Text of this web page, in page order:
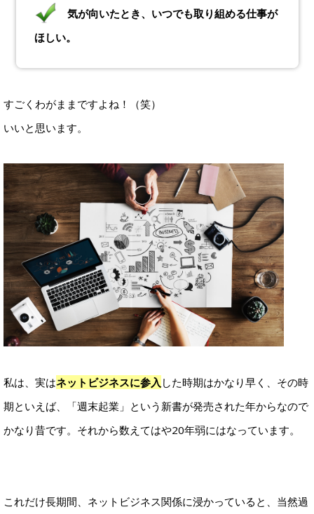
気が向いたとき、いつでも取り組める仕事が
ほしい。
すごくわがままですよね！（笑）
いいと思います。
私は、実はネットビジネスに参入 した時期はかなり早く、その時
期といえば、「週末起業」という新書が発売された年からなので
かなり昔です。それから数えてはや20年弱にはなっています。
これだけ長期間、ネットビジネス関係に浸かっていると、当然過